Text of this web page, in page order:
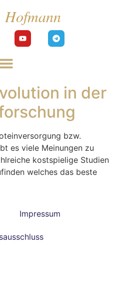
in der
bzw.
es viele Meinungen zu
kostspielige Studien
welches das beste
Impressum